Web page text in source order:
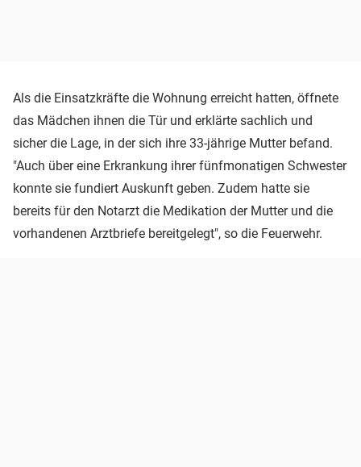
Als die Einsatzkräfte die Wohnung erreicht hatten, öffnete
das Mädchen ihnen die Tür und erklärte sachlich und
sicher die Lage, in der sich ihre 33-jährige Mutter befand.
"Auch über eine Erkrankung ihrer fünfmonatigen Schwester
konnte sie fundiert Auskunft geben. Zudem hatte sie
bereits für den Notarzt die Medikation der Mutter und die
vorhandenen Arztbriefe bereitgelegt", so die Feuerwehr.